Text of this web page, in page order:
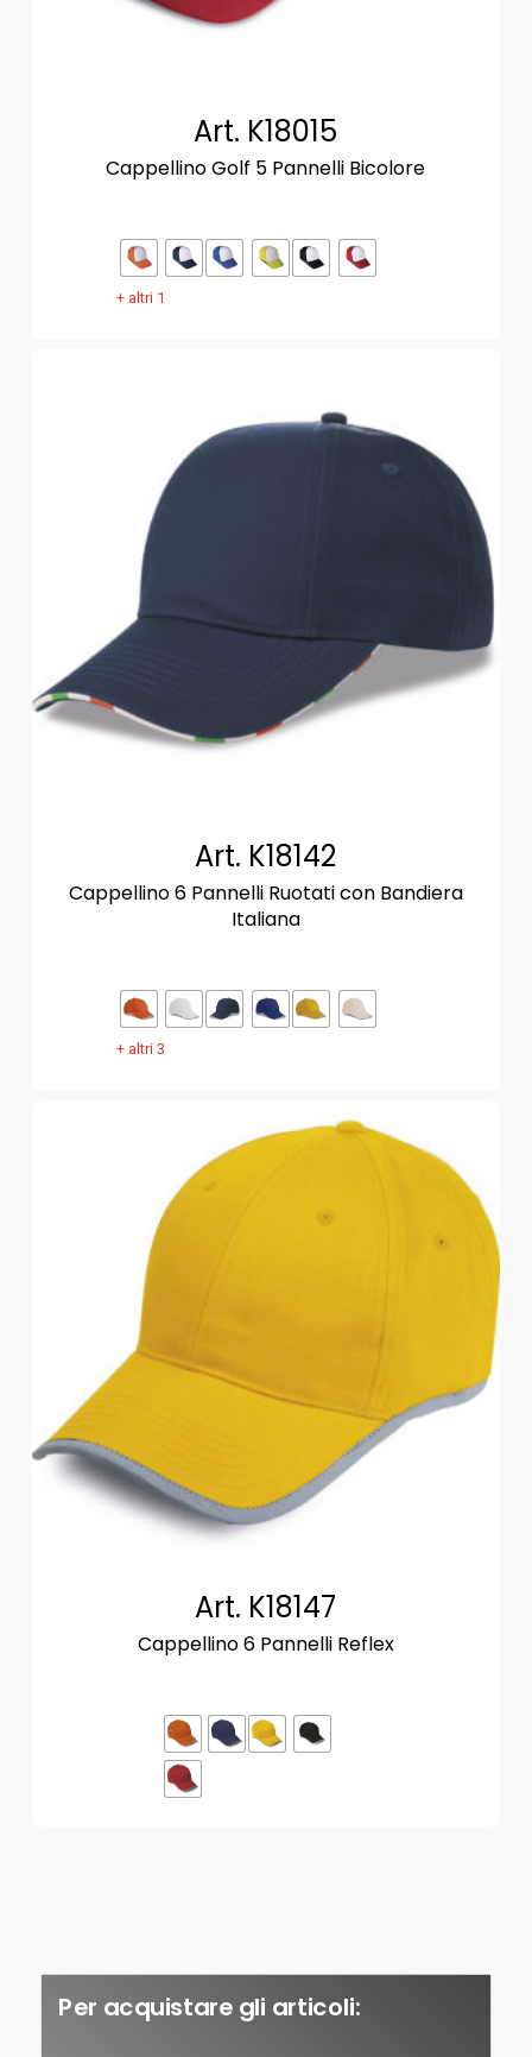
Art. K18015
Cappellino Golf 5 Pannelli Bicolore
+ altri 1
Art. K18142
Cappellino 6 Pannelli Ruotati con Bandiera
Italiana
+ altri 3
Art. K18147
Cappellino 6 Pannelli Reflex
Per acquistare gli articoli: